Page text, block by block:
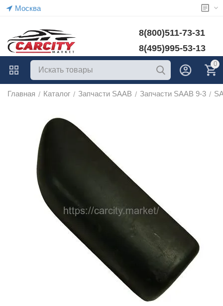
Москва
8(800)511-73-31
8(495)995-53-13
0
Главная / Каталог / Запчасти SAAB / Запчасти SAAB 9-3 /